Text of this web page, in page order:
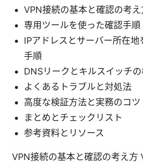
VPN接続の基本と確認の考え
専用ツールを使った確認手順
IPアドレスとサーバー所在地
手順
DNSリークとキルスイッチ
よくあるトラブルと対処法
高度な検証方法と実務のコツ
まとめとチェックリスト
参考資料とリソース
VPN接続の基本と確認の考え方